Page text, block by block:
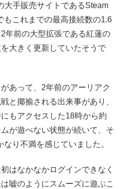
大手販売サイトであるSteam
もこれまでの最高接続数の1.6
年前の大型拡張である紅蓮の
大きく更新していたそうで
あって、2年前のアーリアク
と揶揄される出来事があり、
もアクセスした18時から約
が遊べない状態が続いて、そ
り不満を感じていました。
はなかなかログインできなく
嘘のようにスムーズに遊ぶこ